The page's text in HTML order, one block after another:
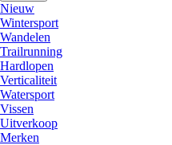
Nieuw
Wintersport
Wandelen
Trailrunning
Hardlopen
Verticaliteit
Watersport
Vissen
Uitverkoop
Merken